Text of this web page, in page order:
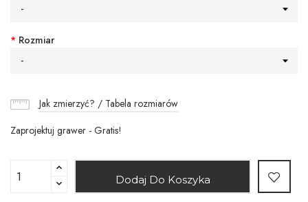
-
* Rozmiar
-
Jak zmierzyć? / Tabela rozmiarów
Zaprojektuj grawer - Gratis!
Dodaj Do Koszyka